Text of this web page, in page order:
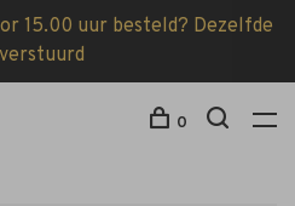
15.00 uur besteld? Dezelfde
0